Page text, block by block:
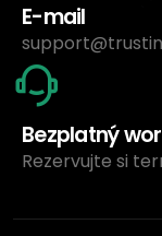
E-mail
Bezplatný
Rezervujte si